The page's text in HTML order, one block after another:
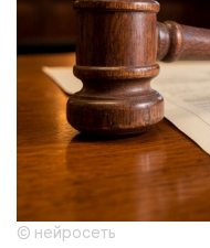
© нейросеть